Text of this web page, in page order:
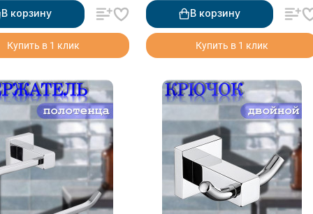
В корзину
Купить в 1 клик
В корзину
Купить в 1 клик